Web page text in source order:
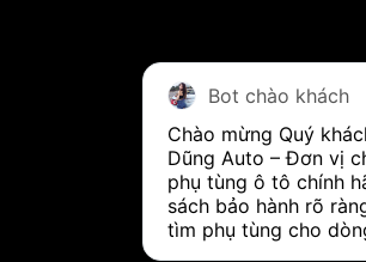
Bot chào khách
Chào mừng Quý
Dũng Auto – Đơn vị
phụ tùng ô tô chính
sách bảo hành rõ
tìm phụ tùng cho